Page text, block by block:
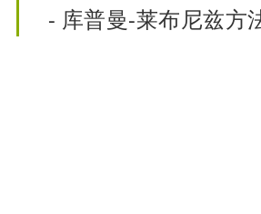
- 库普曼-莱布尼兹方